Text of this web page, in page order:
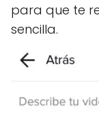
para que te
sencilla.